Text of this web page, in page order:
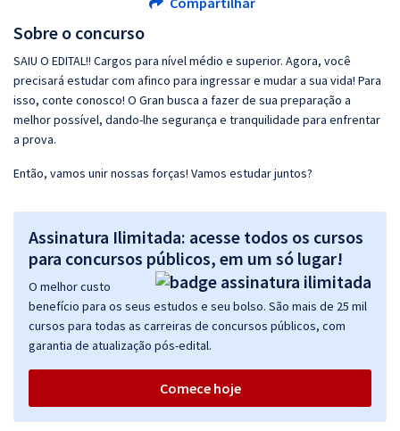
Sobre o concurso
SAIU O EDITAL!! Cargos para nível médio e superior. Agora, você
precisará estudar com afinco para ingressar e mudar a sua vida! Para
isso, conte conosco! O Gran busca a fazer de sua preparação a
melhor possível, dando-lhe segurança e tranquilidade para enfrentar
a prova.
Então, vamos unir nossas forças! Vamos estudar juntos?
Assinatura Ilimitada: acesse todos os cursos
para concursos públicos, em um só lugar!
O melhor custo
benefício para os seus estudos e seu bolso. São mais de 25 mil
cursos para todas as carreiras de concursos públicos, com
garantia de atualização pós-edital.
Comece hoje